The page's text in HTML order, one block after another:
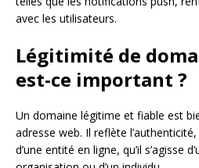
avec les utilisateurs.
Légitimité de
est-ce important ?
Un domaine légitime et fiable est
adresse web. Il reflète
d’une entité en ligne, qu’il s’agisse